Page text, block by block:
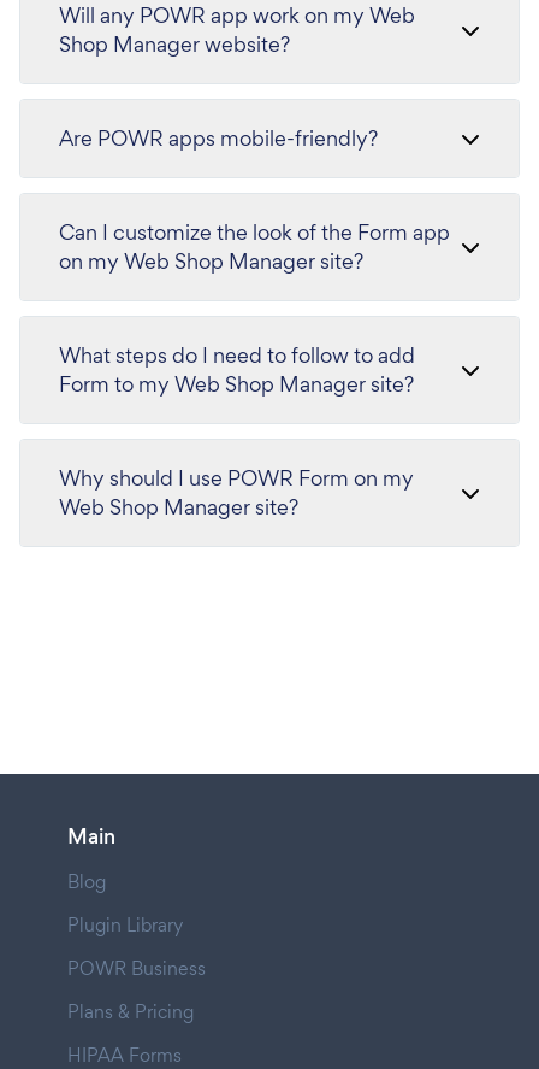
Will any POWR app work on my Web
Shop Manager website?
Are POWR apps mobile-friendly?
Can I customize the look of the Form app
on my Web Shop Manager site?
What steps do I need to follow to add
Form to my Web Shop Manager site?
Why should I use POWR Form on my
Web Shop Manager site?
Main
Blog
Plugin Library
POWR Business
Plans & Pricing
HIPAA Forms